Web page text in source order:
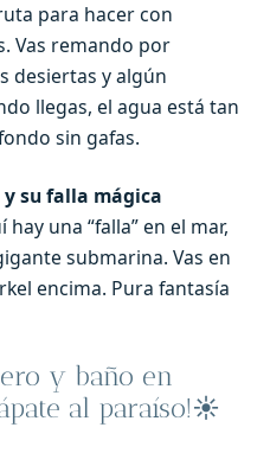
para hacer con
Vas remando por
desiertas y algún
llegas, el agua está tan
sin gafas.
su falla mágica
hay una “falla” en el mar,
submarina. Vas en
encima. Pura fantasía
y baño en
al paraíso!☀️